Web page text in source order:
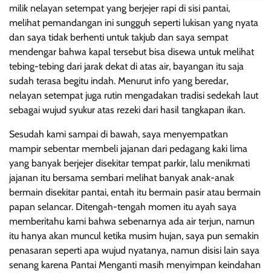
milik nelayan setempat yang berjejer rapi di sisi pantai,
melihat pemandangan ini sungguh seperti lukisan yang nyata
dan saya tidak berhenti untuk takjub dan saya sempat
mendengar bahwa kapal tersebut bisa disewa untuk melihat
tebing-tebing dari jarak dekat di atas air, bayangan itu saja
sudah terasa begitu indah. Menurut info yang beredar,
nelayan setempat juga rutin mengadakan tradisi sedekah laut
sebagai wujud syukur atas rezeki dari hasil tangkapan ikan.
Sesudah kami sampai di bawah, saya menyempatkan
mampir sebentar membeli jajanan dari pedagang kaki lima
yang banyak berjejer disekitar tempat parkir, lalu menikmati
jajanan itu bersama sembari melihat banyak anak-anak
bermain disekitar pantai, entah itu bermain pasir atau bermain
papan selancar. Ditengah-tengah momen itu ayah saya
memberitahu kami bahwa sebenarnya ada air terjun, namun
itu hanya akan muncul ketika musim hujan, saya pun semakin
penasaran seperti apa wujud nyatanya, namun disisi lain saya
senang karena Pantai Menganti masih menyimpan keindahan